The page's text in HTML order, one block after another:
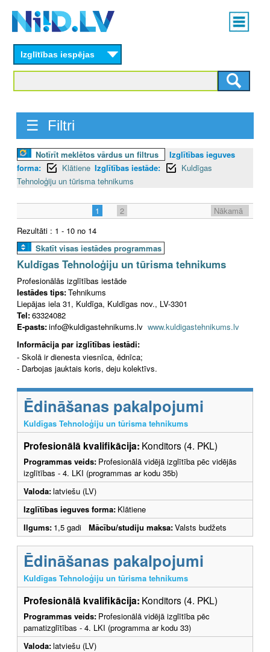
content
Main
menu
Izglītības iespējas
☰ Filtri
Notīrīt meklētos vārdus un filtrus
Izglītības ieguves
forma:
Klātiene Izglītības iestāde:
Kuldīgas
Tehnoloģiju un tūrisma tehnikums
1 2
Nākamā
Rezultāti : 1 - 10 no 14
Skatīt visas iestādes programmas
Kuldīgas Tehnoloģiju un tūrisma tehnikums
Profesionālās izglītības iestāde
Iestādes tips:Tehnikums
Liepājas iela 31, Kuldīga, Kuldīgas nov., LV-3301
Tel:63324082
E-pasts:info@kuldigastehnikums.lv www.kuldigastehnikums.lv
Informācija par izglītības iestādi:
- Skolā ir dienesta viesnīca, ēdnīca;
- Darbojas jauktais koris, deju kolektīvs.
Ēdināšanas pakalpojumi
Kuldīgas Tehnoloģiju un tūrisma tehnikums
Profesionālā kvalifikācija: Konditors (4. PKL)
Programmas veids: Profesionālā vidējā izglītība pēc vidējās
izglītības - 4. LKI (programmas ar kodu 35b)
Valoda:latviešu (LV)
Izglītības ieguves forma: Klātiene
Ilgums: 1,5 gadi Mācību/studiju maksa:Valsts budžets
Ēdināšanas pakalpojumi
Kuldīgas Tehnoloģiju un tūrisma tehnikums
Profesionālā kvalifikācija: Konditors (4. PKL)
Programmas veids: Profesionālā vidējā izglītība pēc
pamatizglītības - 4. LKI (programma ar kodu 33)
Valoda:latviešu (LV)